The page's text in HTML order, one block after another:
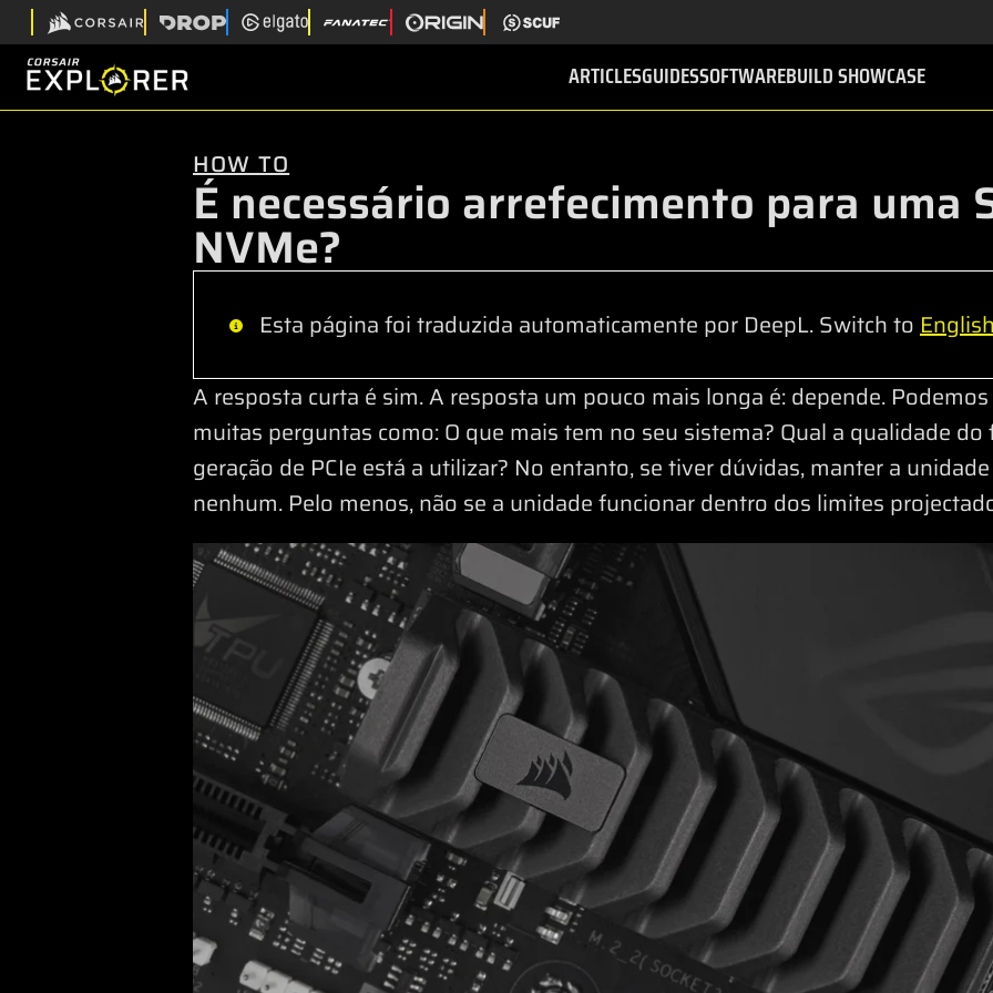
ARTICLESGUIDESSOFTWAREBUILD SHOWCASE
HOW TO
É necessário arrefecimento para uma
NVMe?
Esta página foi traduzida automaticamente por DeepL. Switch to
A resposta curta é sim. A resposta um pouco mais longa é: depende.
muitas perguntas como: O que mais tem no seu sistema? Qual a qualidade do
geração de PCIe está a utilizar? No entanto, se tiver dúvidas, manter a
nenhum. Pelo menos, não se a unidade funcionar dentro dos limites